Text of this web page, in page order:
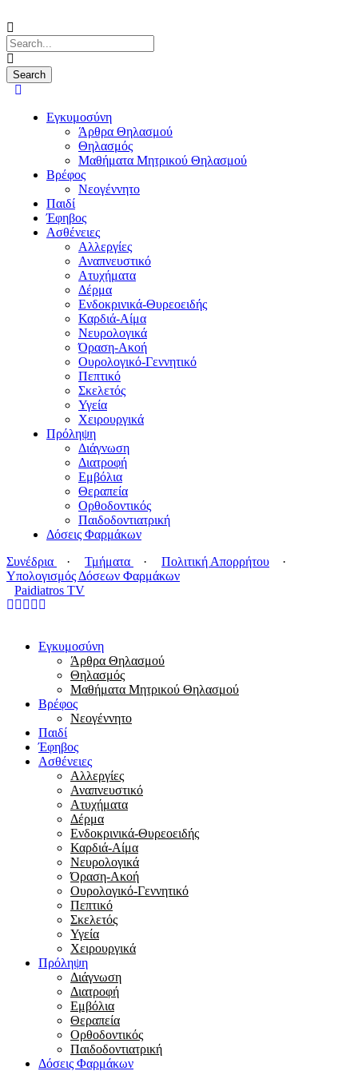
Εγκυμοσύνη
Άρθρα Θηλασμού
Θηλασμός
Μαθήματα Μητρικού Θηλασμού
Βρέφος
Νεογέννητο
Παιδί
Έφηβος
Ασθένειες
Αλλεργίες
Αναπνευστικό
Ατυχήματα
Δέρμα
Ενδοκρινικά-Θυρεοειδής
Καρδιά-Αίμα
Νευρολογικά
Όραση-Ακοή
Ουρολογικό-Γεννητικό
Πεπτικό
Σκελετός
Υγεία
Χειρουργικά
Πρόληψη
Διάγνωση
Διατροφή
Εμβόλια
Θεραπεία
Ορθοδοντικός
Παιδοδοντιατρική
Δόσεις Φαρμάκων
Συνέδρια
· Τμήματα · Πολιτική Απορρήτου
·
Υπολογισμός Δόσεων Φαρμάκων
Paidiatros TV
Εγκυμοσύνη
Άρθρα Θηλασμού
Θηλασμός
Μαθήματα Μητρικού Θηλασμού
Βρέφος
Νεογέννητο
Παιδί
Έφηβος
Ασθένειες
Αλλεργίες
Αναπνευστικό
Ατυχήματα
Δέρμα
Ενδοκρινικά-Θυρεοειδής
Καρδιά-Αίμα
Νευρολογικά
Όραση-Ακοή
Ουρολογικό-Γεννητικό
Πεπτικό
Σκελετός
Υγεία
Χειρουργικά
Πρόληψη
Διάγνωση
Διατροφή
Εμβόλια
Θεραπεία
Ορθοδοντικός
Παιδοδοντιατρική
Δόσεις Φαρμάκων